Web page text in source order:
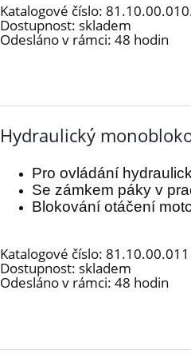
Katalogové číslo:
Dostupnost: skladem
Odesláno v rámci: 48 hodin
Hydraulický
Pro ovládání
Se zámkem páky v
Blokování otáčení
Katalogové číslo: 81.10.00.011
Dostupnost: skladem
Odesláno v rámci: 48 hodin